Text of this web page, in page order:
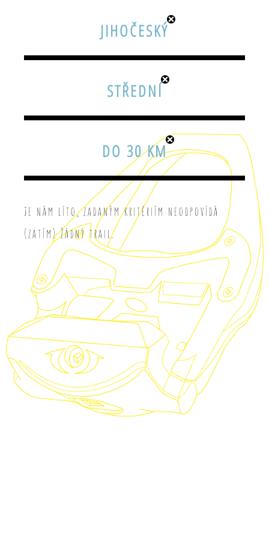
JIHOČESKÝ
STŘEDNÍ
DO 30 KM
Je nám líto, zadaným kritériím neodpovídá
(zatím) žádný trail.